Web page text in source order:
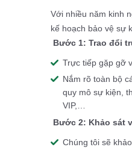
Với nhiều năm kinh
kế hoạch bảo vệ sự
Bước 1: Trao đổi
Trực tiếp gặp gỡ
Nắm rõ toàn bộ
quy mô sự kiện,
VIP,…
Bước 2: Khảo sát
Chúng tôi sẽ